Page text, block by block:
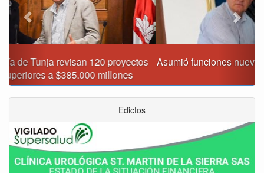
Asumió funciones nuevo secretario de Medio Ambiente de
Tunja
Edictos